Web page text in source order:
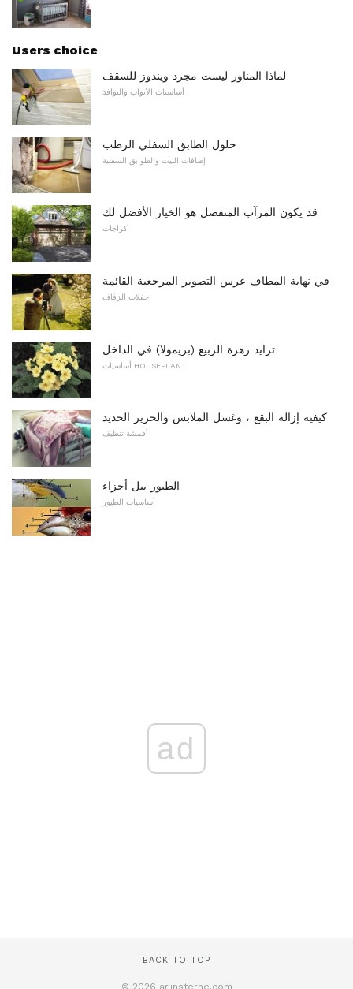
Users choice
لماذا المناور ليست مجرد ويندوز للسقف
أساسيات الأبواب والنوافذ
حلول الطابق السفلي الرطب
إضافات البيت والطوابق السفلية
قد يكون المرآب المنفصل هو الخيار الأفضل لك
كراجات
في نهاية المطاف عرس التصوير المرجعية القائمة
حفلات الزفاف
تزايد زهرة الربيع (بريمولا) في الداخل
أساسيات HOUSEPLANT
كيفية إزالة البقع ، وغسل الملابس والحرير الحديد
أقمشة تنظيف
الطيور بيل أجزاء
أساسيات الطيور
ad
BACK TO TOP
© 2026 ar.insterne.com